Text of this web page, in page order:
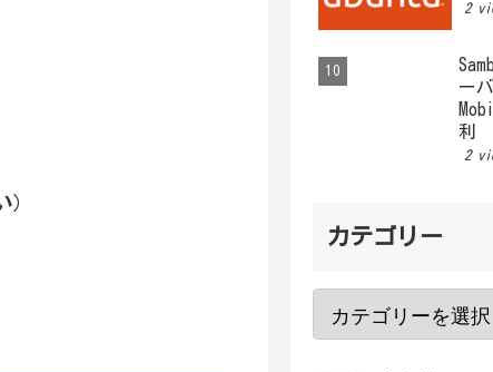
）
2
ー
利
2
カテゴリー